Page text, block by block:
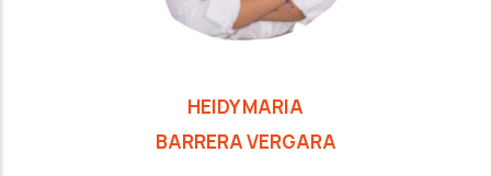
HEIDY MARIA
BARRERA VERGARA